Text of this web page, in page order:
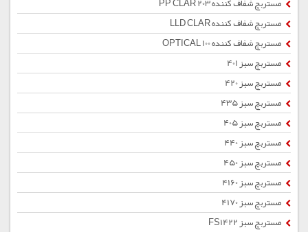
مستربچ شفاف کننده LLD CLAR
مستربچ شفاف کننده OPTICAL 100
مستربچ سبز 401
مستربچ سبز 420
مستربچ سبز 435
مستربچ سبز 405
مستربچ سبز 440
مستربچ سبز 450
مستربچ سبز 4160
مستربچ سبز 4170
مستربچ سبز FS1422